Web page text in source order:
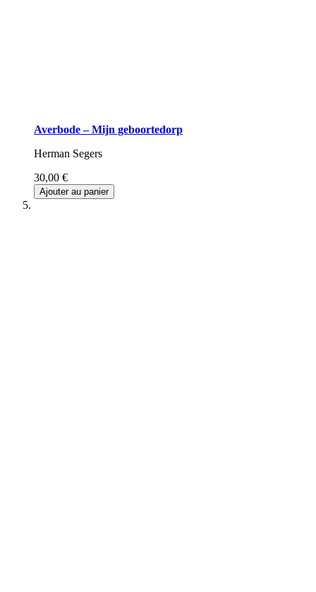
Averbode – Mijn geboortedorp
Herman Segers
30,00 €
Ajouter au panier